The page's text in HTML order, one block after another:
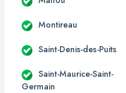
Montireau
Saint-Denis-des-Puits
Saint-Maurice-Saint-
Germain